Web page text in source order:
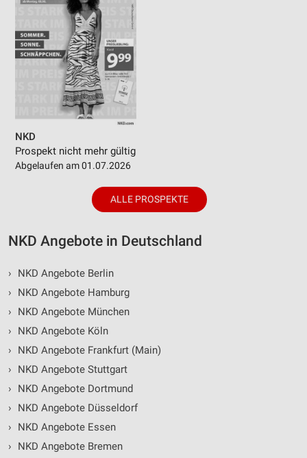
NKD
Prospekt nicht mehr gültig
Abgelaufen am 01.07.2026
ALLE PROSPEKTE
NKD Angebote in Deutschland
›
NKD Angebote Berlin
›
NKD Angebote Hamburg
›
NKD Angebote München
›
NKD Angebote Köln
›
NKD Angebote Frankfurt (Main)
›
NKD Angebote Stuttgart
›
NKD Angebote Dortmund
›
NKD Angebote Düsseldorf
›
NKD Angebote Essen
›
NKD Angebote Bremen